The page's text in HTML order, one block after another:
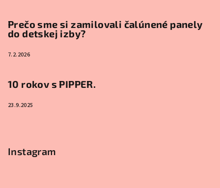
Prečo sme si zamilovali čalúnené panely
do detskej izby?
7.2.2026
10 rokov s PIPPER.
23.9.2025
Instagram